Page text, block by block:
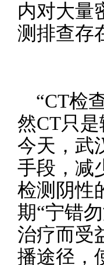
内对大量
测排查存
“CT检
然CT只
今天，武
手段，减
检测阴性
期“宁错
治疗而受
播途径，